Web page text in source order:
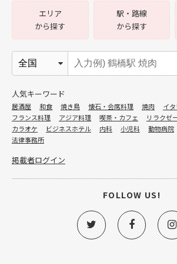
エリア
から探す
駅・路線
から探す
人気キーワード
居酒屋 和食 焼き鳥 懐石・会席料理 焼肉
イ
フランス料理
アジア料理 喫茶・カフェ リラクゼ
カラオケ
ビジネスホテル 内科 小児科 動物病院
法律事務所
掲載者ログイン
FOLLOW US!